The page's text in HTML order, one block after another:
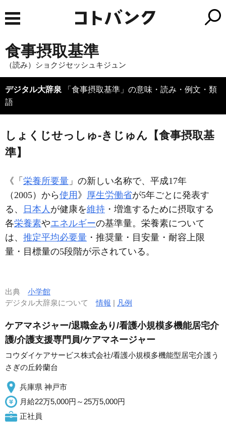
食事摂取基準
（読み）ショクジセッシュキジュン
デジタル大辞泉 「食事摂取基準」の意味・読み・例文・類
語
しょくじせっしゅ‐きじゅん【食事摂取基
準】
《「 栄養所要量 」の新しい名称で、平成17年
（2005）から使用 》 厚生労働省が5年ごとに発表す
る、
日本人 が健康を維持 ・増進するために摂取する
各栄養素やエネルギーの基準量。栄養素について
は、 推定平均必要量 ・推奨量・目安量・耐容上限
量・目標量の5段階が示されている。
出典 小学館
デジタル大辞泉について情報 | 凡例
ケアマネジャー/退職金あり/看護小規模多機能居宅介
護/介護支援専門員/ケアマネージャー
コウダイケアサービス株式会社/看護小規模多機能型居宅介護う
さぎの丘鈴蘭台
兵庫県 神戸市
月給22万5,000円～25万5,000円
正社員